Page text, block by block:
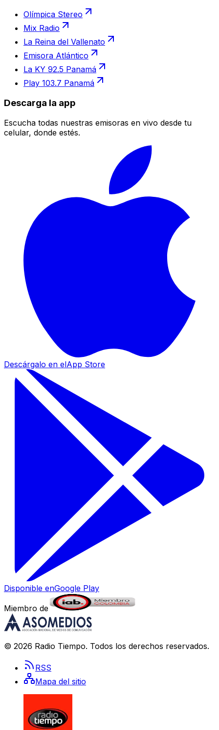
Olímpica Stereo
Mix Radio
La Reina del Vallenato
Emisora Atlántico
La KY 92.5 Panamá
Play 103.7 Panamá
Descarga la app
Escucha todas nuestras emisoras en vivo desde tu
celular, donde estés.
Descárgalo en elApp Store
Disponible enGoogle Play
Miembro de
© 2026 Radio Tiempo. Todos los derechos reservados.
RSS
Mapa del sitio